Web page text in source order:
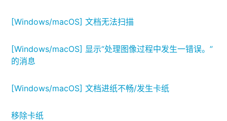
[Windows/macOS] 文档无法扫描
[Windows/macOS] 显示“处理图像过程中发生一错误。”
的消息
[Windows/macOS] 文档进纸不畅/发生卡纸
移除卡纸